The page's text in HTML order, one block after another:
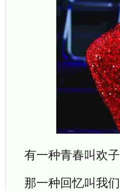
有一种青春叫欢子
那一种回忆叫我们